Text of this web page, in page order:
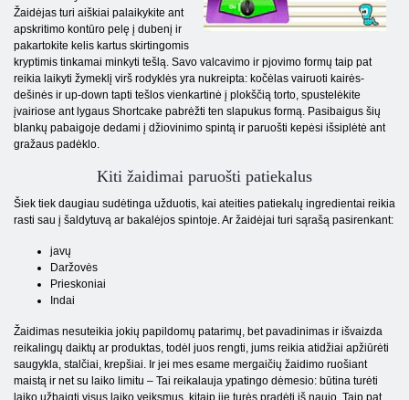
Žaidėjas turi aiškiai palaikykite ant
apskritimo kontūro pelę į dubenį ir
pakartokite kelis kartus skirtingomis
kryptimis tinkamai minkyti tešlą. Savo valcavimo ir pjovimo formų taip pat
reikia laikyti žymeklį virš rodyklės yra nukreipta: kočėlas vairuoti kairės-
dešinės ir up-down tapti tešlos vienkartinė į plokščią torto, spustelėkite
įvairiose ant lygaus Shortcake pabrėžti ten slapukus formą. Pasibaigus šių
blankų pabaigoje dedami į džiovinimo spintą ir paruošti kepėsi išsiplėtė ant
gražaus padėklo.
Kiti žaidimai paruošti patiekalus
Šiek tiek daugiau sudėtinga užduotis, kai ateities patiekalų ingredientai reikia
rasti sau į šaldytuvą ar bakalėjos spintoje. Ar žaidėjai turi sąrašą pasirenkant:
javų
Daržovės
Prieskoniai
Indai
Žaidimas nesuteikia jokių papildomų patarimų, bet pavadinimas ir išvaizda
reikalingų daiktų ar produktas, todėl juos rengti, jums reikia atidžiai apžiūrėti
saugykla, stalčiai, krepšiai. Ir jei mes esame mergaičių žaidimo ruošiant
maistą ir net su laiko limitu – Tai reikalauja ypatingo dėmesio: būtina turėti